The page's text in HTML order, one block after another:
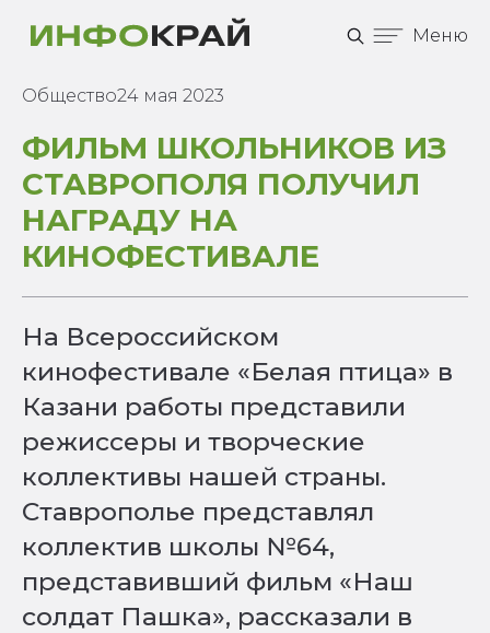
Меню
Общество24 мая 2023
ФИЛЬМ ШКОЛЬНИКОВ ИЗ
СТАВРОПОЛЯ ПОЛУЧИЛ
НАГРАДУ НА
КИНОФЕСТИВАЛЕ
На Всероссийском
кинофестивале «Белая птица» в
Казани работы представили
режиссеры и творческие
коллективы нашей страны.
Ставрополье представлял
коллектив школы №64,
представивший фильм «Наш
солдат Пашка», рассказали в